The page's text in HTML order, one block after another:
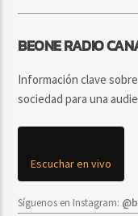
BEONE RADIO
Información clave
sociedad para una
Escuchar en vivo
Síguenos en Instagram: